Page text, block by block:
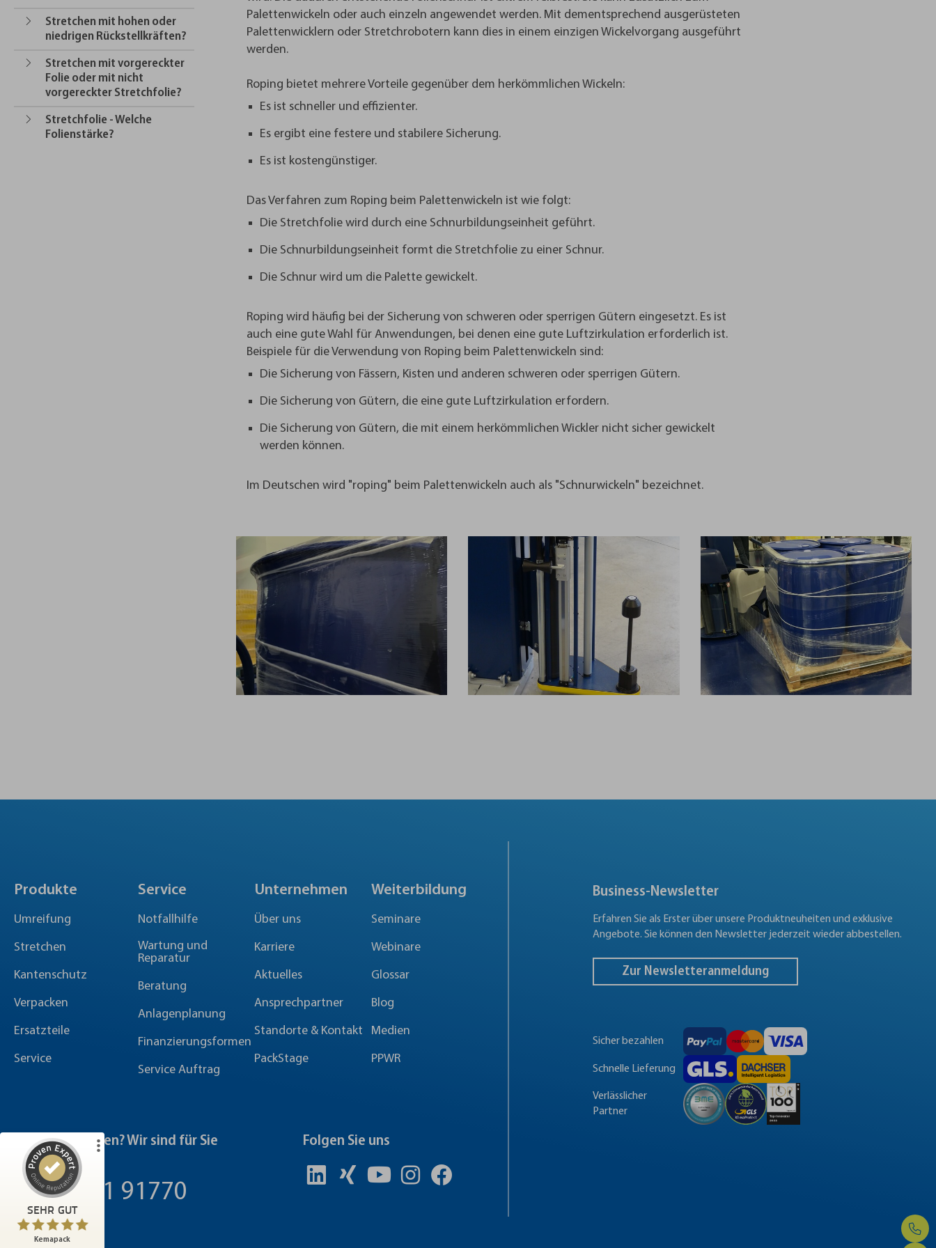
Stretchen mit hohen oder
niedrigen Rückstellkräften?
Stretchen mit vorgereckter
Folie oder mit nicht
vorgereckter Stretchfolie?
Stretchfolie - Welche
Folienstärke?
Palettenwickeln oder auch einzeln angewendet werden. Mit dementsprechend ausgerüsteten
Palettenwicklern oder Stretchrobotern kann dies in einem einzigen Wickelvorgang ausgeführt
werden.
Roping bietet mehrere Vorteile gegenüber dem herkömmlichen Wickeln:
Es ist schneller und effizienter.
Es ergibt eine festere und stabilere Sicherung.
Es ist kostengünstiger.
Das Verfahren zum Roping beim Palettenwickeln ist wie folgt:
Die Stretchfolie wird durch eine Schnurbildungseinheit geführt.
Die Schnurbildungseinheit formt die Stretchfolie zu einer Schnur.
Die Schnur wird um die Palette gewickelt.
Roping wird häufig bei der Sicherung von schweren oder sperrigen Gütern eingesetzt. Es ist
auch eine gute Wahl für Anwendungen, bei denen eine gute Luftzirkulation erforderlich ist.
Beispiele für die Verwendung von Roping beim Palettenwickeln sind:
Die Sicherung von Fässern, Kisten und anderen schweren oder sperrigen Gütern.
Die Sicherung von Gütern, die eine gute Luftzirkulation erfordern.
Die Sicherung von Gütern, die mit einem herkömmlichen Wickler nicht sicher gewickelt
werden können.
Im Deutschen wird "roping" beim Palettenwickeln auch als "Schnurwickeln" bezeichnet.
Produkte
Umreifung
Stretchen
Kantenschutz
Verpacken
Ersatzteile
Service
Service
Notfallhilfe
Wartung und
Reparatur
Beratung
Anlagenplanung
Finanzierungsformen
Service Auftrag
Unternehmen
Über uns
Karriere
Aktuelles
Ansprechpartner
Standorte & Kontakt
PackStage
Weiterbildung
Seminare
Webinare
Glossar
Blog
Medien
PPWR
Sie haben Fragen? Wir sind für Sie
da!
+49 8191 91770
Folgen Sie uns
Business-Newsletter
Erfahren Sie als Erster über unsere Produktneuheiten und exklusive
Angebote. Sie können den Newsletter jederzeit wieder abbestellen.
Zur Newsletteranmeldung
Sicher bezahlen
Schnelle Lieferung
Verlässlicher
Partner
SEHR GUT
Kemapack
Kundenbewertungen und Erfahrungen zu
SEHR GUT
4,81
/
5,00